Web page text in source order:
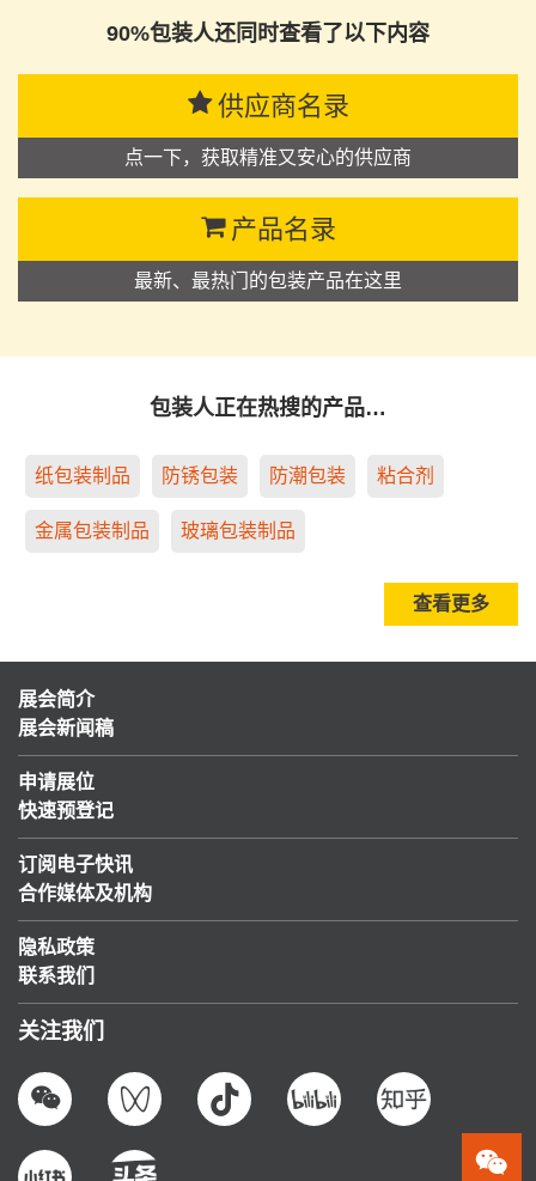
90%包装人还同时查看了以下内容
供应商名录
点一下，获取精准又安心的供应商
产品名录
最新、最热门的包装产品在这里
包装人正在热搜的产品…
纸包装制品 防锈包装 防潮包装 粘合剂
金属包装制品 玻璃包装制品
查看更多
展会简介
展会新闻稿
申请展位
快速预登记
订阅电子快讯
合作媒体及机构
隐私政策
联系我们
关注我们